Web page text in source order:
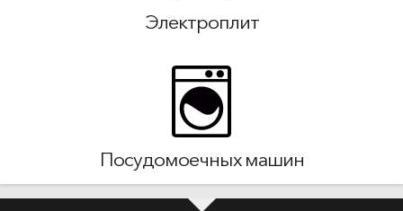
Электроплит
Посудомоечных машин